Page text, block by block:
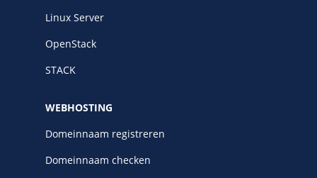
Linux Server
OpenStack
STACK
WEBHOSTING
Domeinnaam registreren
Domeinnaam checken